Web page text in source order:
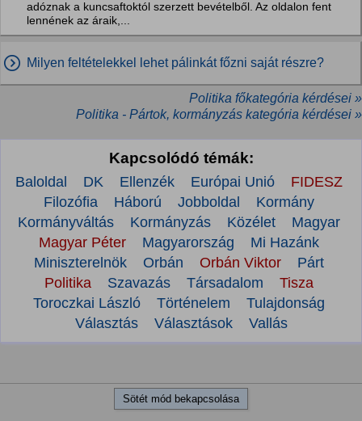
adóznak a kuncsaftoktól szerzett bevételből. Az oldalon fent
lennének az áraik,...
Milyen feltételekkel lehet pálinkát főzni saját részre?
Politika főkategória kérdései »
Politika - Pártok, kormányzás kategória kérdései »
Kapcsolódó témák:
Baloldal DK Ellenzék Európai Unió
FIDESZ
Filozófia
Háború Jobboldal
Kormány
Kormányváltás
Kormányzás Közélet
Magyar
Magyar Péter
Magyarország
Mi Hazánk
Miniszterelnök
Orbán Orbán Viktor
Párt
Politika
Szavazás Társadalom
Tisza
Toroczkai László
Történelem
Tulajdonság
Választás
Választások Vallás
Sötét mód bekapcsolása